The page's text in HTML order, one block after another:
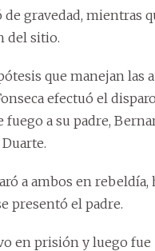
de gravedad, mientras
del sitio.
que manejan las
efectuó el
fuego a su padre,
a ambos en rebeldía,
presentó el padre.
en prisión y luego fue